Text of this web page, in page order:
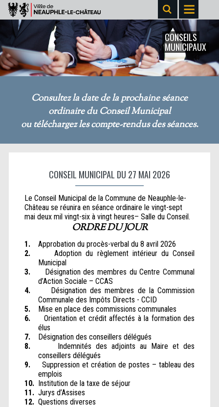
CONSEILS
MUNICIPAUX
Consultez la date de la prochaine séance
ordinaire du Conseil Municipal
ou téléchargez les compte-rendus des séances.
CONSEIL MUNICIPAL DU 27 MAI 2026
Le Conseil Municipal de la Commune de Neauphle-le-
Château se réunira en séance ordinaire le vingt-sept
mai deux mil vingt-six à vingt heures– Salle du Conseil.
ORDRE DU JOUR
1.
Approbation du procès-verbal du 8 avril 2026
2.
Adoption du règlement intérieur du Conseil
Municipal
3.
Désignation des membres du Centre Communal
d’Action Sociale – CCAS
4.
Désignation des membres de la Commission
Communale des Impôts Directs - CCID
5.
Mise en place des commissions communales
6.
Orientation et crédit affectés à la formation des
élus
7.
Désignation des conseillers délégués
8.
Indemnités des adjoints au Maire et des
conseillers délégués
9.
Suppression et création de postes – tableau des
emplois
10. Institution de la taxe de séjour
11. Jurys d’Assises
12. Questions diverses